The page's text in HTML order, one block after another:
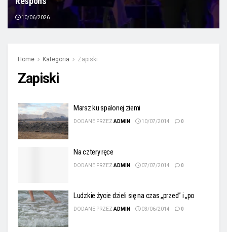
10/06/2026
Home Kategoria Zapiski
Zapiski
Marsz ku spalonej ziemi
DODANE PRZEZ ADMIN 10/07/2014 0
Na cztery ręce
DODANE PRZEZ ADMIN 07/07/2014 0
Ludzkie życie dzieli się na czas „przed” i „po
DODANE PRZEZ ADMIN 03/06/2014 0